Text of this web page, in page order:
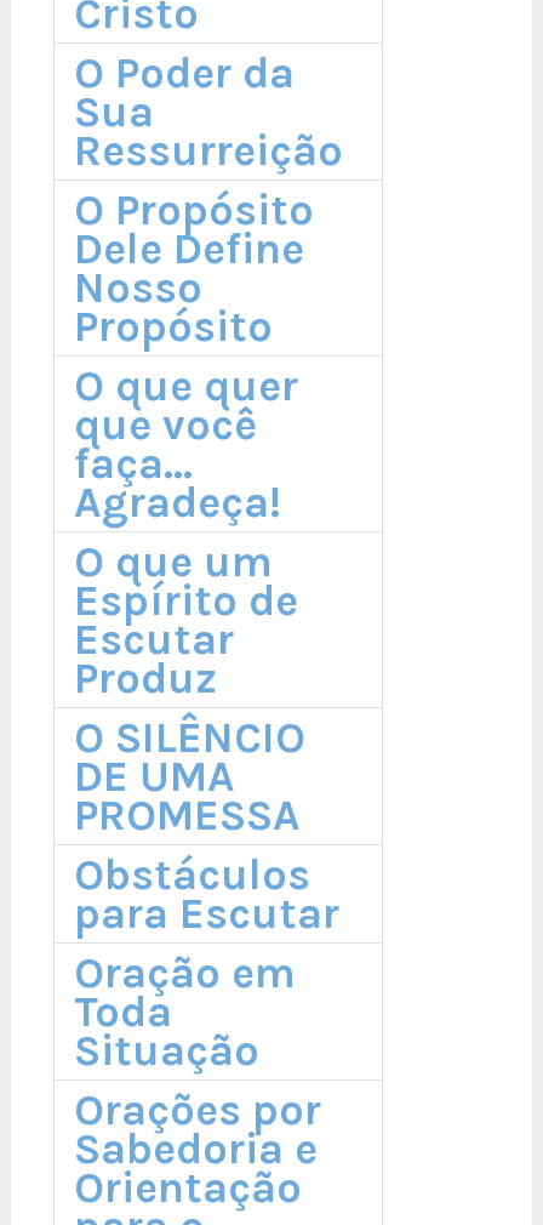
Cristo
O Poder da
Sua
Ressurreição
O Propósito
Dele Define
Nosso
Propósito
O que quer
que você
faça...
Agradeça!
O que um
Espírito de
Escutar
Produz
O SILÊNCIO
DE UMA
PROMESSA
Obstáculos
para Escutar
Oração em
Toda
Situação
Orações por
Sabedoria e
Orientação